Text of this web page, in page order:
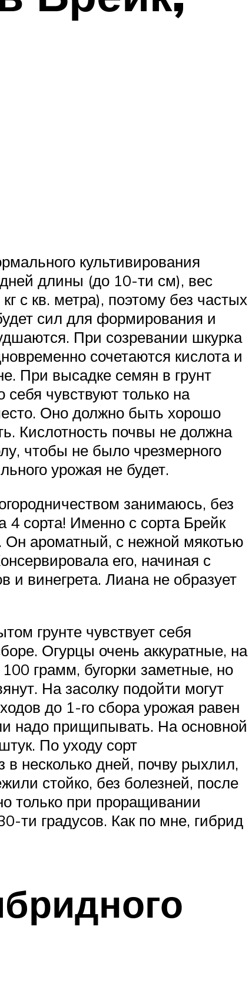
культивирования
длины (до 10-ти см), вес
с кв. метра), поэтому без частых
сил для формирования и
При созревании шкурка
сочетаются кислота и
При высадке семян в грунт
чувствуют только на
Оно должно быть хорошо
Кислотность почвы не должна
чтобы не было чрезмерного
урожая не будет.
занимаюсь, без
4 сорта! Именно с сорта Брейк
Он ароматный, с нежной мякотью
его, начиная с
винегрета. Лиана не образует
грунте чувствует себя
Огурцы очень аккуратные, на
грамм, бугорки заметные, но
На засолку подойти могут
до 1-го сбора урожая равен
надо прищипывать. На основной
По уходу сорт
несколько дней, почву рыхлил,
стойко, без болезней, после
только при проращивании
ти градусов. Как по мне, гибрид